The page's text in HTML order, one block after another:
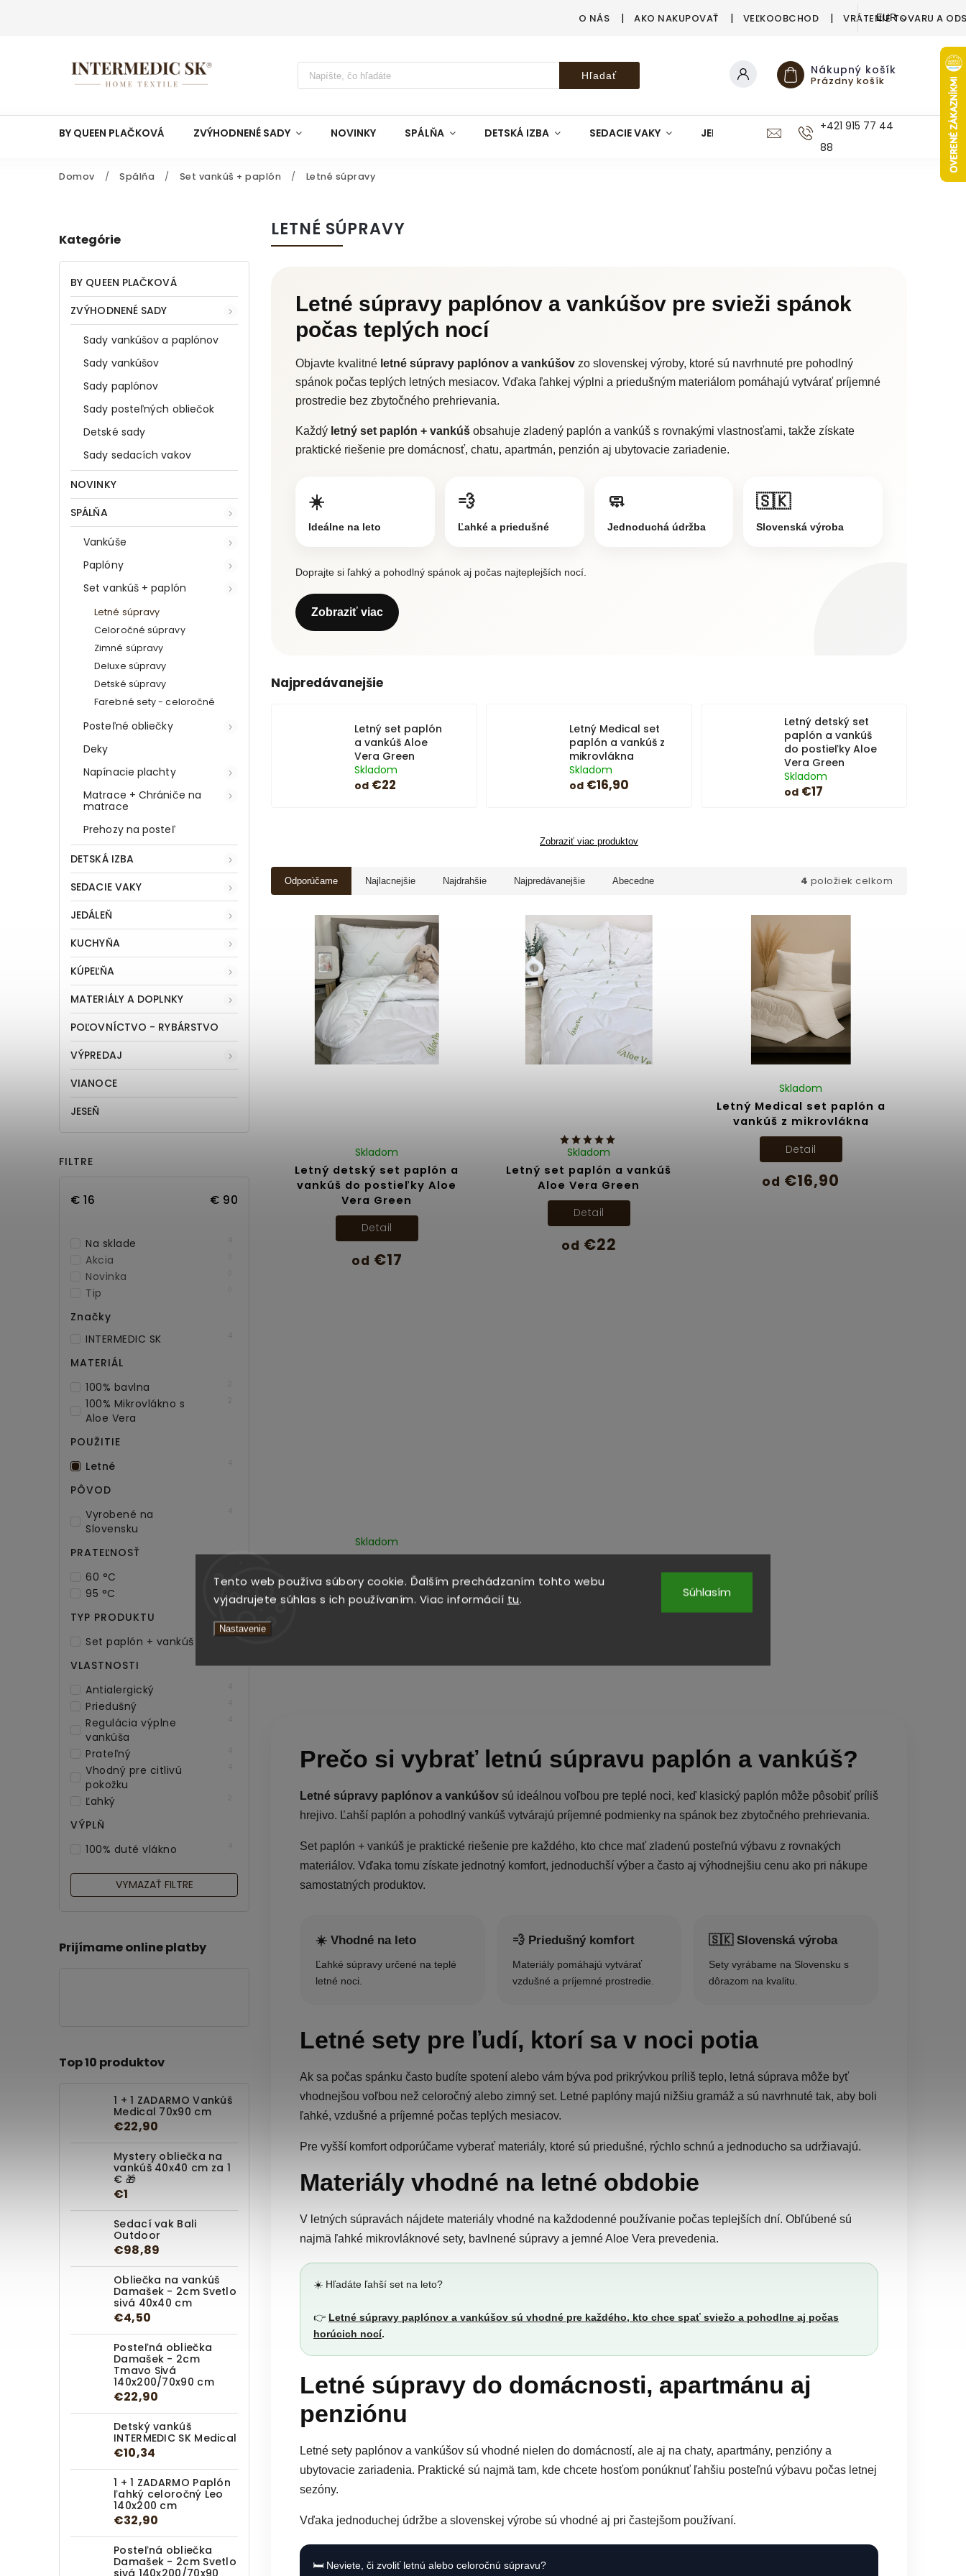
Tento web používa súbory cookie. Ďalším prechádzaním tohto webu
vyjadrujete súhlas s ich používaním. Viac informácií tu.
Nastavenie
Súhlasím
O NÁS AKO NAKUPOVAŤ VEĽKOOBCHOD VRÁTENIE TOVARU A
EUR
Hľadať Nákupný košík
Prázdny košík
BY QUEEN PLAČKOVÁ ZVÝHODNENÉ SADY NOVINKY SPÁLŇA DETSKÁ IZBA SEDACIE VAKY JEDÁLEŇ KUCHYŇA KÚPEĽŇA
+421 915 77 44
88
Domov / Spálňa / Set vankúš + paplón / Letné súpravy
Kategórie
BY QUEEN PLAČKOVÁ
ZVÝHODNENÉ SADY
Sady vankúšov a paplónov
Sady vankúšov
Sady paplónov
Sady posteľných obliečok
Detské sady
Sady sedacích vakov
NOVINKY
SPÁLŇA
Vankúše
Paplóny
Set vankúš + paplón
Letné súpravy
Celoročné súpravy
Zimné súpravy
Deluxe súpravy
Detské súpravy
Farebné sety - celoročné
Posteľné obliečky
Deky
Napínacie plachty
Matrace + Chrániče na
matrace
Prehozy na posteľ
DETSKÁ IZBA
SEDACIE VAKY
JEDÁLEŇ
KUCHYŇA
KÚPEĽŇA
MATERIÁLY A DOPLNKY
POĽOVNÍCTVO - RYBÁRSTVO
VÝPREDAJ
VIANOCE
JESEŇ
FILTRE
€ 16 € 90
Na sklade
Akcia
Novinka
Tip
Značky
INTERMEDIC SK
MATERIÁL
100% bavlna
100% Mikrovlákno s
Aloe Vera
POUŽITIE
Letné
PÔVOD
Vyrobené na
Slovensku
PRATEĽNOSŤ
60 °C
95 °C
TYP PRODUKTU
Set paplón + vankúš
4
VLASTNOSTI
Antialergický
Priedušný
Regulácia výplne
vankúša
Prateľný
Vhodný pre citlivú
pokožku
Ľahký
VÝPLŇ
100% duté vlákno
VYMAZAŤ FILTRE
Prijímame online platby
Top 10 produktov
1 + 1 ZADARMO Vankúš
Medical 70x90 cm
€22,90
Mystery obliečka na
vankúš 40x40 cm za 1
€ 🎁
€1
Sedací vak Bali
Outdoor
€98,89
Obliečka na vankúš
Damašek - 2cm Svetlo
sivá 40x40 cm
€4,50
Posteľná obliečka
Damašek - 2cm
Tmavo Sivá
140x200/70x90 cm
€22,90
Detský vankúš
INTERMEDIC SK Medical
€10,34
1 + 1 ZADARMO Paplón
ľahký celoročný Leo
140x200 cm
€32,90
Posteľná obliečka
Damašek - 2cm Svetlo
sivá 140x200/70x90
LETNÉ SÚPRAVY
Letné súpravy paplónov a vankúšov pre svieži spánok
počas teplých nocí
Objavte kvalitné letné súpravy paplónov a vankúšov zo slovenskej výroby, ktoré sú navrhnuté pre pohodlný
spánok počas teplých letných mesiacov. Vďaka ľahkej výplni a priedušným materiálom pomáhajú vytvárať príjemné
prostredie bez zbytočného prehrievania.
Každý letný set paplón + vankúš obsahuje zladený paplón a vankúš s rovnakými vlastnosťami, takže získate
praktické riešenie pre domácnosť, chatu, apartmán, penzión aj ubytovacie zariadenie.
☀️
Ideálne na leto
💨
Ľahké a priedušné
🧼
Jednoduchá údržba
🇸🇰
Slovenská výroba
Doprajte si ľahký a pohodlný spánok aj počas najteplejších nocí.
Zobraziť viac
Najpredávanejšie
Letný set paplón
a vankúš Aloe
Vera Green
Skladom
od €22
Letný Medical set
paplón a vankúš z
mikrovlákna
Skladom
od€16,90
Letný detský set
paplón a vankúš
do postieľky Aloe
Vera Green
Skladom
od€17
Zobraziť viac produktov
Odporúčame Najlacnejšie Najdrahšie Najpredávanejšie Abecedne 4 položiek celkom
Letný detský set paplón a
vankúš do postieľky Aloe
Vera Green
Skladom
od €17
Detail
Letný set paplón a vankúš
Aloe Vera Green
Skladom
od €22
Detail
Letný Medical set paplón a
vankúš z mikrovlákna
Skladom
od €16,90
Detail
vankúš z bavlny
Skladom
Detail
Prečo si vybrať letnú súpravu paplón a vankúš?
Letné súpravy paplónov a vankúšov sú ideálnou voľbou pre teplé noci, keď klasický paplón môže pôsobiť príliš
hrejivo. Ľahší paplón a pohodlný vankúš vytvárajú príjemné podmienky na spánok bez zbytočného prehrievania.
Set paplón + vankúš je praktické riešenie pre každého, kto chce mať zladenú posteľnú výbavu z rovnakých
materiálov. Vďaka tomu získate jednotný komfort, jednoduchší výber a často aj výhodnejšiu cenu ako pri nákupe
samostatných produktov.
☀️ Vhodné na leto
Ľahké súpravy určené na teplé
letné noci.
💨 Priedušný komfort
Materiály pomáhajú vytvárať
vzdušné a príjemné prostredie.
🇸🇰 Slovenská výroba
Sety vyrábame na Slovensku s
dôrazom na kvalitu.
Letné sety pre ľudí, ktorí sa v noci potia
Ak sa počas spánku často budíte spotení alebo vám býva pod prikrývkou príliš teplo, letná súprava môže byť
vhodnejšou voľbou než celoročný alebo zimný set. Letné paplóny majú nižšiu gramáž a sú navrhnuté tak, aby boli
ľahké, vzdušné a príjemné počas teplých mesiacov.
Pre vyšší komfort odporúčame vyberať materiály, ktoré sú priedušné, rýchlo schnú a jednoducho sa udržiavajú.
Materiály vhodné na letné obdobie
V letných súpravách nájdete materiály vhodné na každodenné používanie počas teplejších dní. Obľúbené sú
najmä ľahké mikrovláknové sety, bavlnené súpravy a jemné Aloe Vera prevedenia.
☀️ Hľadáte ľahší set na leto?
👉 Letné súpravy paplónov a vankúšov sú vhodné pre každého, kto chce spať sviežo a pohodlne aj počas
horúcich nocí.
Letné súpravy do domácnosti, apartmánu aj
penziónu
Letné sety paplónov a vankúšov sú vhodné nielen do domácností, ale aj na chaty, apartmány, penzióny a
ubytovacie zariadenia. Praktické sú najmä tam, kde chcete hosťom ponúknuť ľahšiu posteľnú výbavu počas letnej
sezóny.
Vďaka jednoduchej údržbe a slovenskej výrobe sú vhodné aj pri častejšom používaní.
🛏️ Neviete, či zvoliť letnú alebo celoročnú súpravu?